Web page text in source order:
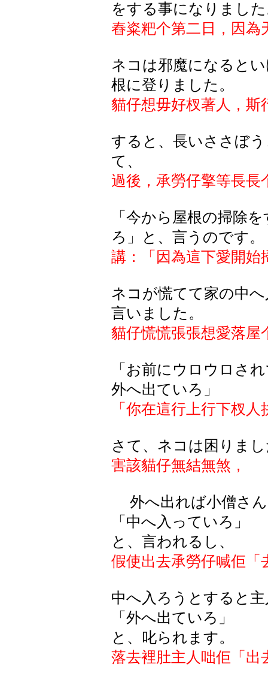
をする事になりまし
舂粢粑个第二日，因為
ネコは邪魔になると
根に登りました。
貓仔想毋好杈著人，斯
すると、長いささぼ
て、
過後，承勞仔擎等長長
「今から屋根の掃除
ろ」と、言うのです。
講：「因為這下愛開始
ネコが慌てて家の中
言いました。
貓仔慌慌張張想愛落屋
「お前にウロウロさ
外へ出ていろ」
「你在這行上行下杈
さて 、 ネコは 困 りま
害該貓仔無結無煞，
外へ出れば小僧さ
「中へ入っていろ」
と、言われるし、
假使出去承勞仔喊佢「
中へ入ろうとすると
「外へ出ていろ」
と、叱られます。
落去裡肚主人咄佢「出